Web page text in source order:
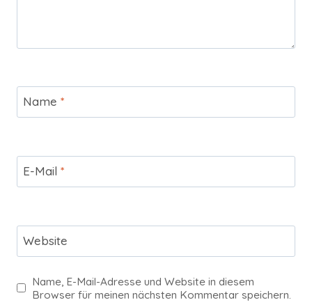
Name *
E-Mail *
Website
Name, E-Mail-Adresse und Website in diesem
Browser für meinen nächsten Kommentar speichern.